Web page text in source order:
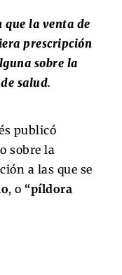
que la venta de
prescripción
sobre la
salud.
publicó
sobre la
a las que se
, o “píldora